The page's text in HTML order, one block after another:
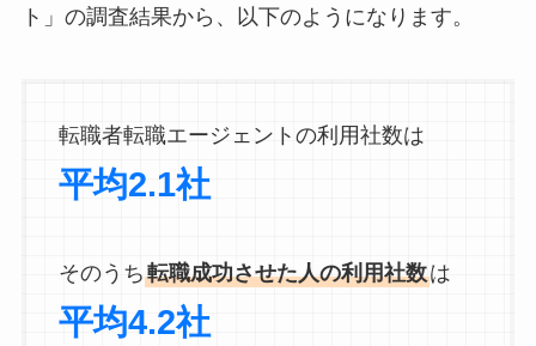
ト」の調査結果から、以下のようになります。
転職者転職エージェントの利用社数は
平均2.1社
そのうち転職成功させた人の利用社数は
平均4.2社